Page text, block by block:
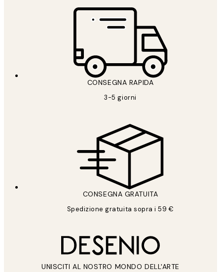
CONSEGNA RAPIDA
3-5 giorni
CONSEGNA GRATUITA
Spedizione gratuita sopra i 59 €
UNISCITI AL NOSTRO MONDO DELL'ARTE